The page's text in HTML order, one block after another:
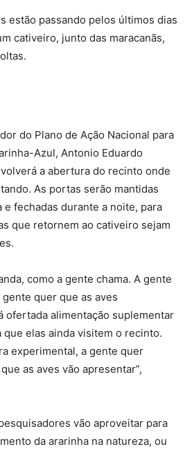
estão passando pelos últimos dias
cativeiro, junto das maracanãs,
do Plano de Ação Nacional para
Azul, Antonio Eduardo
a abertura do recinto onde
As portas serão mantidas
fechadas durante a noite, para
que retornem ao cativeiro sejam
como a gente chama. A gente
quer que as aves
ofertada alimentação suplementar
que elas ainda visitem o recinto.
experimental, a gente quer
as aves vão apresentar”,
vão aproveitar para
da ararinha na natureza, ou